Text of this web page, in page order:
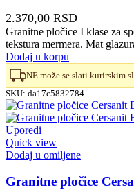
2.370,00 RSD
Granitne pločice I klase za
tekstura mermera. Mat
Dodaj u korpu
NE može se slati kurirskim
SKU: da17c5832784
Uporedi
Quick view
Dodaj u omiljene
Granitne pločice